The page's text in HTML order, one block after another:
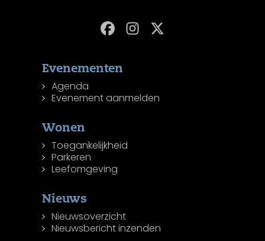
Evenementen
Agenda
Evenement aanmelden
Wonen
Toegankelijkheid
Parkeren
Leefomgeving
Nieuws
Nieuwsoverzicht
Nieuwsbericht inzenden